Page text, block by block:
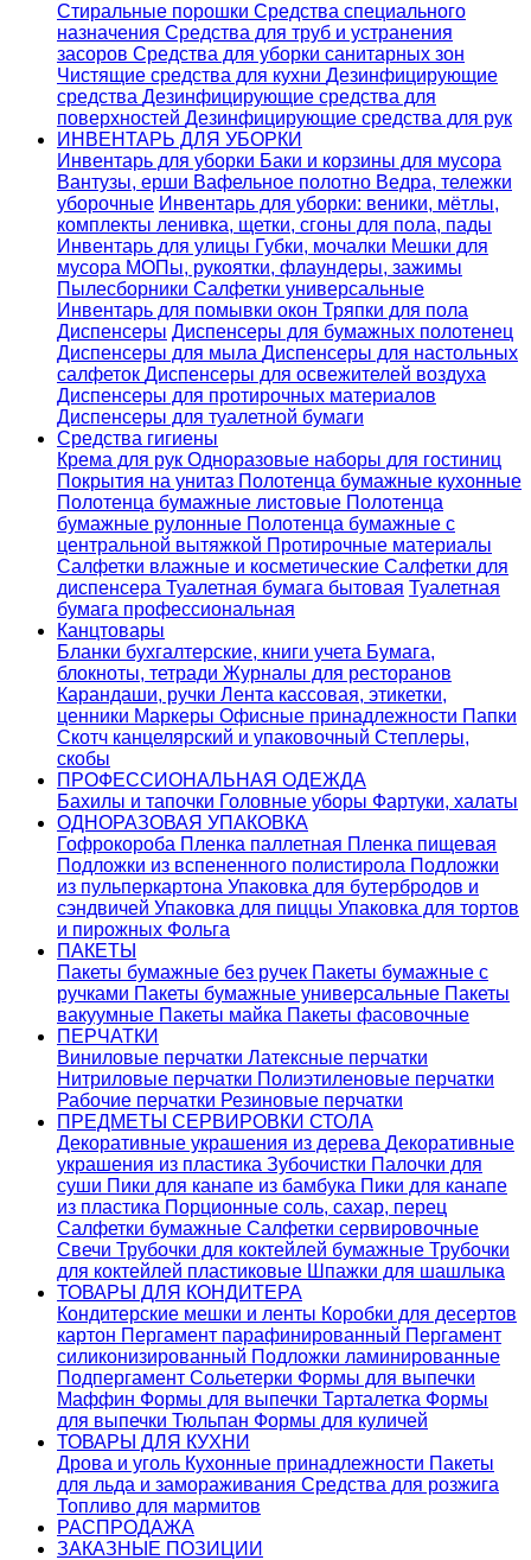
Стиральные порошки Cредства специального
назначения Средства для труб и устранения
засоров Средства для уборки санитарных зон
Чистящие средства для кухни Дезинфицирующие
средства Дезинфицирующие средства для
поверхностей Дезинфицирующие средства для рук
ИНВЕНТАРЬ ДЛЯ УБОРКИ
Инвентарь для уборки Баки и корзины для мусора
Вантузы, ерши Вафельное полотно Ведра, тележки
уборочные Инвентарь для уборки: веники, мётлы,
комплекты ленивка, щетки, сгоны для пола, пады
Инвентарь для улицы Губки, мочалки Мешки для
мусора МОПы, рукоятки, флаундеры, зажимы
Пылесборники Салфетки универсальные
Инвентарь для помывки окон Тряпки для пола
Диспенсеры Диспенсеры для бумажных полотенец
Диспенсеры для мыла Диспенсеры для настольных
салфеток Диспенсеры для освежителей воздуха
Диспенсеры для протирочных материалов
Диспенсеры для туалетной бумаги
Средства гигиены
Крема для рук Одноразовые наборы для гостиниц
Покрытия на унитаз Полотенца бумажные кухонные
Полотенца бумажные листовые Полотенца
бумажные рулонные Полотенца бумажные с
центральной вытяжкой Протирочные материалы
Салфетки влажные и косметические Салфетки для
диспенсера Туалетная бумага бытовая Туалетная
бумага профессиональная
Канцтовары
Бланки бухгалтерские, книги учета Бумага,
блокноты, тетради Журналы для ресторанов
Карандаши, ручки Лента кассовая, этикетки,
ценники Маркеры Офисные принадлежности Папки
Скотч канцелярский и упаковочный Степлеры,
скобы
ПРОФЕССИОНАЛЬНАЯ ОДЕЖДА
Бахилы и тапочки Головные уборы Фартуки, халаты
ОДНОРАЗОВАЯ УПАКОВКА
Гофрокороба Пленка паллетная Пленка пищевая
Подложки из вспененного полистирола Подложки
из пульперкартона Упаковка для бутербродов и
сэндвичей Упаковка для пиццы Упаковка для тортов
и пирожных Фольга
ПАКЕТЫ
Пакеты бумажные без ручек Пакеты бумажные с
ручками Пакеты бумажные универсальные Пакеты
вакуумные Пакеты майка Пакеты фасовочные
ПЕРЧАТКИ
Виниловые перчатки Латексные перчатки
Нитриловые перчатки Полиэтиленовые перчатки
Рабочие перчатки Резиновые перчатки
ПРЕДМЕТЫ СЕРВИРОВКИ СТОЛА
Декоративные украшения из дерева Декоративные
украшения из пластика Зубочистки Палочки для
суши Пики для канапе из бамбука Пики для канапе
из пластика Порционные соль, сахар, перец
Салфетки бумажные Салфетки сервировочные
Свечи Трубочки для коктейлей бумажные Трубочки
для коктейлей пластиковые Шпажки для шашлыка
ТОВАРЫ ДЛЯ КОНДИТЕРА
Кондитерские мешки и ленты Коробки для десертов
картон Пергамент парафинированный Пергамент
силиконизированный Подложки ламинированные
Подпергамент Сольетерки Формы для выпечки
Маффин Формы для выпечки Тарталетка Формы
для выпечки Тюльпан Формы для куличей
ТОВАРЫ ДЛЯ КУХНИ
Дрова и уголь Кухонные принадлежности Пакеты
для льда и замораживания Средства для розжига
Топливо для мармитов
РАСПРОДАЖА
ЗАКАЗНЫЕ ПОЗИЦИИ